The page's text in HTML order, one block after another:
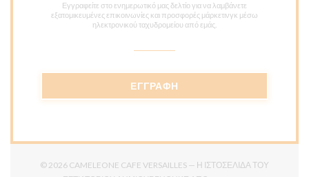
Εγγραφείτε στο ενημερωτικό μας δελτίο για να λαμβάνετε
εξατομικευμένες επικοινωνίες και προσφορές μάρκετινγκ μέσω
ηλεκτρονικού ταχυδρομείου από εμάς.
ΕΓΓΡΑΦΉ
© 2026 CAMELEONE CAFE VERSAILLES — Η ΙΣΤΟΣΕΛΊΔΑ ΤΟΥ